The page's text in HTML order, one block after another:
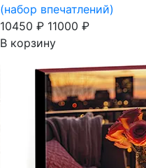
(набор впечатлений)
10450 ₽ 11000 ₽
В корзину